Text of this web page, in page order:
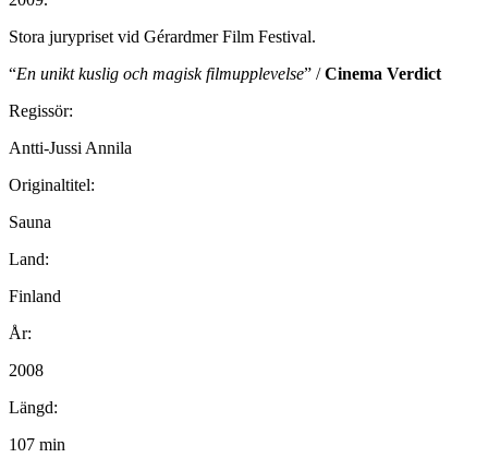
Stora jurypriset vid Gérardmer Film Festival.
“En unikt kuslig och magisk filmupplevelse” /Cinema Verdict
Regissör:
Antti-Jussi Annila
Originaltitel:
Sauna
Land:
Finland
År:
2008
Längd:
107 min